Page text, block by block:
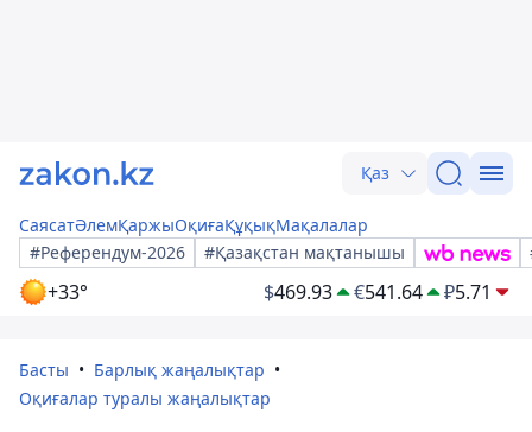
Қаз
СаясатӘлемҚаржыОқиғаҚұқықМақалалар
#Референдум-2026
#Қазақстан мақтанышы
+33° $469.93 €541.64 ₽5.71
Басты
Барлық жаңалықтар
Оқиғалар туралы жаңалықтар